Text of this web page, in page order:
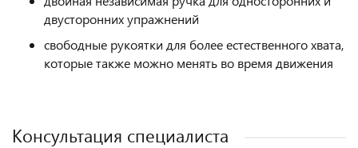
двусторонних упражнений
свободные рукоятки для более естественного хвата,
которые также можно менять во время движения
Консультация специалиста